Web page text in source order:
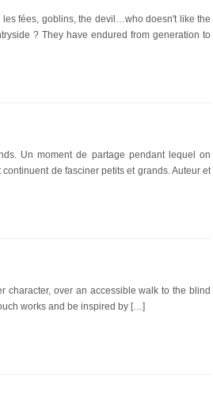
fées, goblins, the devil…who doesn't like the
? They have endured from generation to
Un moment de partage pendant lequel on
de fasciner petits et grands. Auteur et
character, over an accessible walk to the blind
works and be inspired by […]